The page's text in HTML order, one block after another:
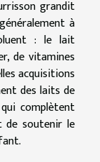
grandit
à
: le lait
de vitamines
acquisitions
des laits de
complètent
de soutenir le